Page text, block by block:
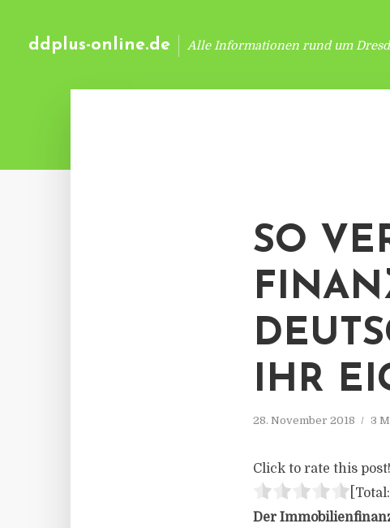
ddplus-online.de Alle Informationen rund um
SO
HR
28. November 2018 3
Click to rate this post!
[Total:
Der